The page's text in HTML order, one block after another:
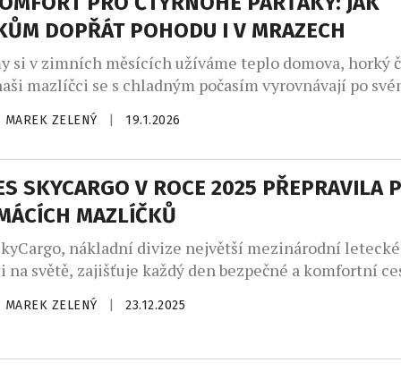
DOPŘÁT POHODU I V MRAZECH
si v zimních měsících užíváme teplo domova, horký
mazlíčci se s chladným počasím vyrovnávají po
sůl na chodnících představují zvýšenou
a kladou větší nároky na každodenní péči. Právě
MAREK ZELENÝ 19.1.2026
SKYCARGO V ROCE 2025 PŘEPRAVILA
MAZLÍČKŮ
nákladní divize největší mezinárodní letecké
na světě, zajišťuje každý den bezpečné a komfortní
systém, který klade důraz na pohodu zvířat ve
rukou. V […]
MAREK ZELENÝ 23.12.2025